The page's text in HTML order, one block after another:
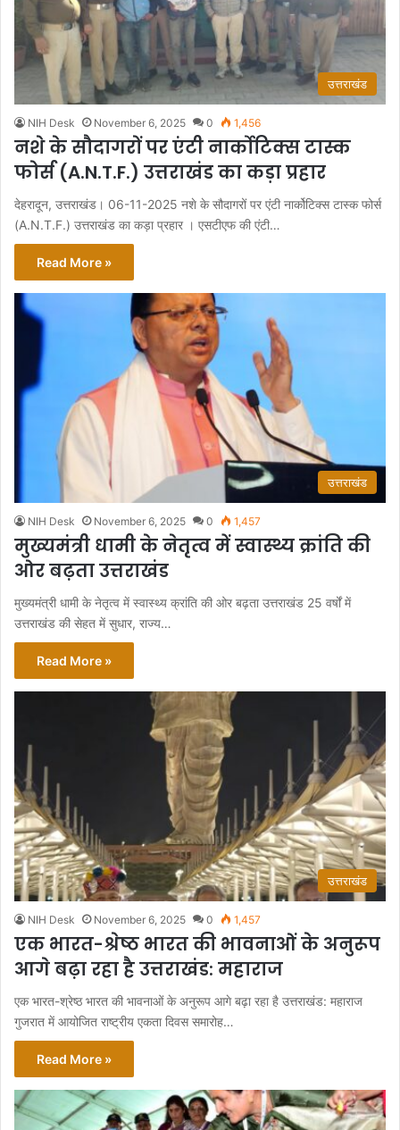
उत्तराखंड
NIH Desk November 6, 2025 0 1,456
नशे के सौदागरों पर एंटी नार्कोटिक्स टास्क
फोर्स (A.N.T.F.) उत्तराखंड का कड़ा प्रहार
देहरादून, उत्तराखंड। 06-11-2025 नशे के सौदागरों पर एंटी नार्कोटिक्स टास्क फोर्स
(A.N.T.F.) उत्तराखंड का कड़ा प्रहार । एसटीएफ की एंटी…
Read More »
उत्तराखंड
NIH Desk November 6, 2025 0 1,457
मुख्यमंत्री धामी के नेतृत्व में स्वास्थ्य क्रांति की
ओर बढ़ता उत्तराखंड
मुख्यमंत्री धामी के नेतृत्व में स्वास्थ्य क्रांति की ओर बढ़ता उत्तराखंड 25 वर्षों में
उत्तराखंड की सेहत में सुधार, राज्य…
Read More »
उत्तराखंड
NIH Desk November 6, 2025 0 1,457
एक भारत-श्रेष्ठ भारत की भावनाओं के अनुरूप
आगे बढ़ा रहा है उत्तराखंड: महाराज
एक भारत-श्रेष्ठ भारत की भावनाओं के अनुरूप आगे बढ़ा रहा है उत्तराखंड: महाराज
गुजरात में आयोजित राष्ट्रीय एकता दिवस समारोह…
Read More »